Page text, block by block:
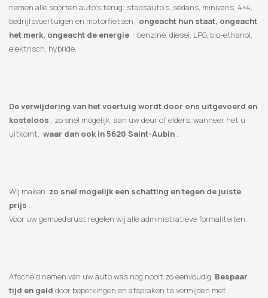
nemen alle soorten auto’s terug: stadsauto’s, sedans, minivans, 4×4,
bedrijfsvoertuigen en motorfietsen, ongeacht hun staat, ongeacht
het merk, ongeacht de energie : benzine, diesel, LPG, bio-ethanol,
elektrisch, hybride.
De verwijdering van het voertuig wordt door ons uitgevoerd en
kosteloos , zo snel mogelijk, aan uw deur of elders, wanneer het u
uitkomt, waar dan ook in 5620 Saint-Aubin .
Wij maken zo snel mogelijk een schatting en tegen de juiste
prijs .
Voor uw gemoedsrust regelen wij alle administratieve formaliteiten.
Afscheid nemen van uw auto was nog nooit zo eenvoudig. Bespaar
tijd en geld door beperkingen en afspraken te vermijden met